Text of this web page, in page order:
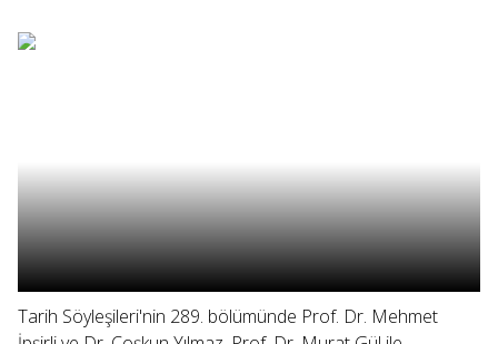
Tarih Söyleşileri'nin 289. bölümünde Prof. Dr. Mehmet